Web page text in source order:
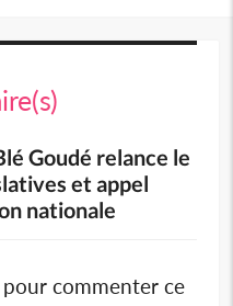
Goudé relance le
et appel
nationale
commenter ce